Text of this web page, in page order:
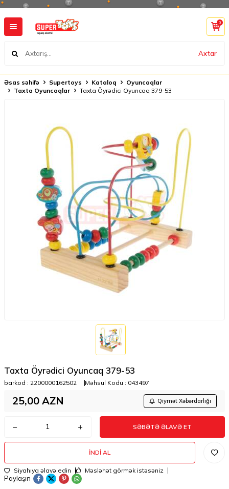
Axtar
0
Əsas səhifə Supertoys Kataloq
Oyuncaqlar
Taxta Oyuncaqlar
Taxta Öyrədici Oyuncaq 379-53
Taxta Öyrədici Oyuncaq 379-53
barkod : 2200000162502 Məhsul Kodu : 043497
25,00 AZN Qiymət Xəbərdarlığı
SƏBƏTƏ ƏLAVƏ ET
İNDI AL
Siyahıya əlavə edin Məsləhət görmək istəsəniz
Paylaşın